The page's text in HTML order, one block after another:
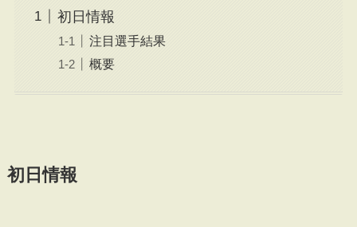
初日情報
注目選手結果
概要
初日情報